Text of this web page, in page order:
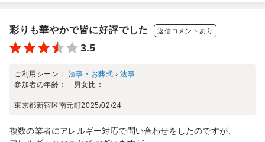
彩りも華やかで皆に好評でした 返信コメントあり
3.5
ご利用シーン： 法事・お葬式 ›法事
参加者の年齢： － 男女比： －
東京都新宿区南元町2025/02/24
複数の業者にアレルギー対応で問い合わせをしたのですが、